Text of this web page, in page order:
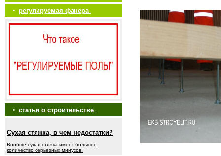
• регулируемая фанера
• статьи о строительстве
Сухая стяжка, в чем недостатки?
Вообще сухая стяжка имеет большое
количество серьезных минусов.